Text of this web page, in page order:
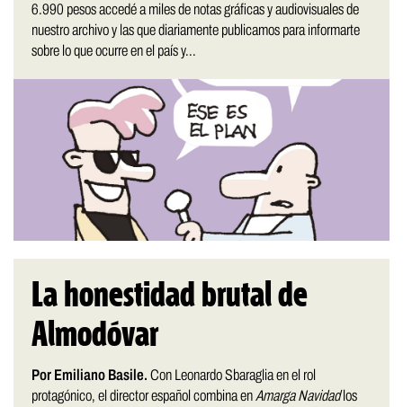
6.990 pesos accedé a miles de notas gráficas y audiovisuales de
nuestro archivo y las que diariamente publicamos para informarte
sobre lo que ocurre en el país y...
La honestidad brutal de
Almodóvar
Por Emiliano Basile. Con Leonardo Sbaraglia en el rol
protagónico, el director español combina enAmarga Navidadlos